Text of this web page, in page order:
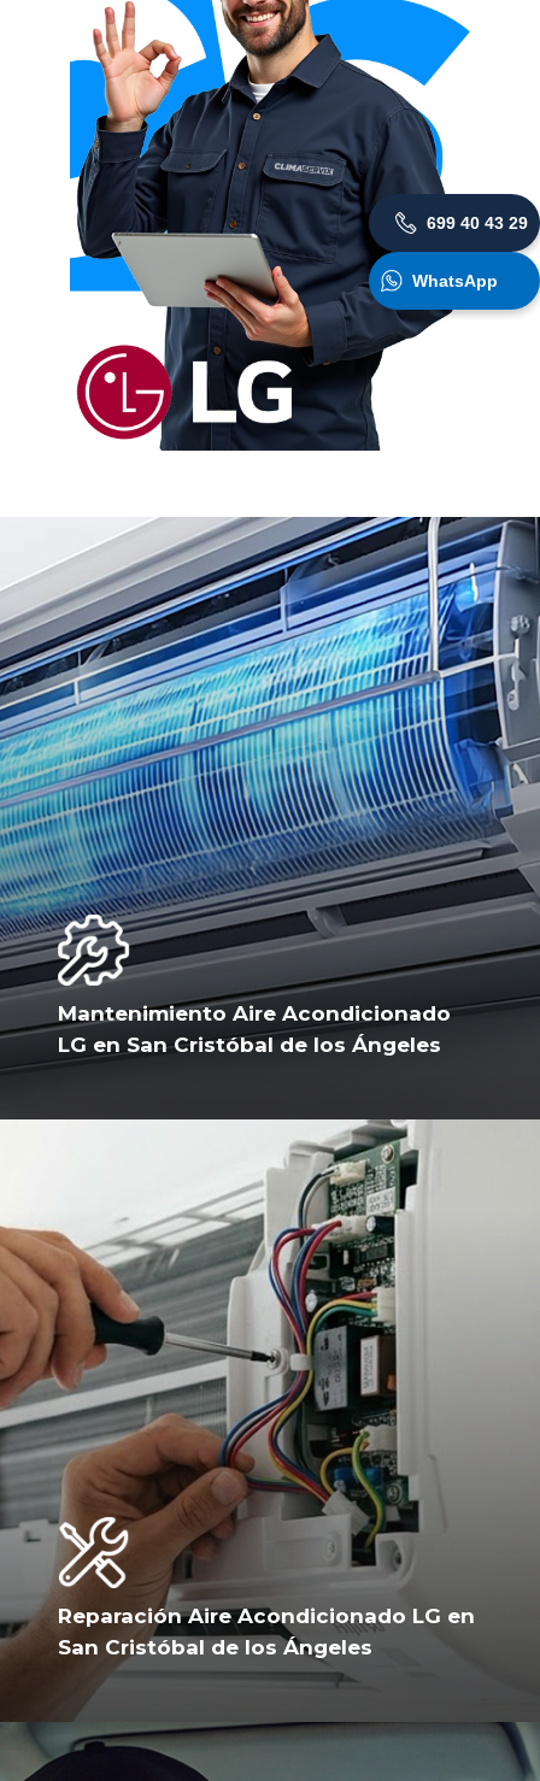
Mantenimiento Aire Acondicionado
LG en San Cristóbal de los Ángeles
Reparación Aire Acondicionado LG en
San Cristóbal de los Ángeles
699 40 43 29
WhatsApp